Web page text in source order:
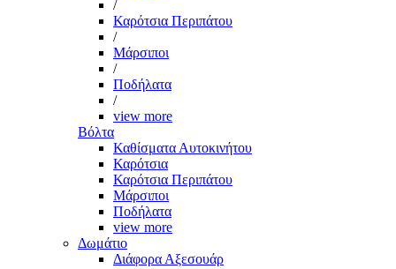
/
Καρότσια Περιπάτου
/
Μάρσιποι
/
Ποδήλατα
/
view more
Βόλτα
Καθίσματα Αυτοκινήτου
Καρότσια
Καρότσια Περιπάτου
Μάρσιποι
Ποδήλατα
view more
Δωμάτιο
Διάφορα Αξεσουάρ